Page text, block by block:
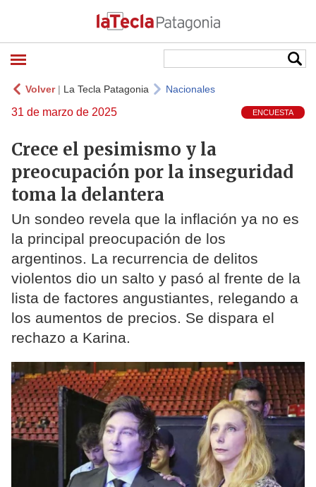
Volver| La Tecla Patagonia Nacionales
31 de marzo de 2025 ENCUESTA
Crece el pesimismo y la
preocupación por la inseguridad
toma la delantera
Un sondeo revela que la inflación ya no es
la principal preocupación de los
argentinos. La recurrencia de delitos
violentos dio un salto y pasó al frente de la
lista de factores angustiantes, relegando a
los aumentos de precios. Se dispara el
rechazo a Karina.